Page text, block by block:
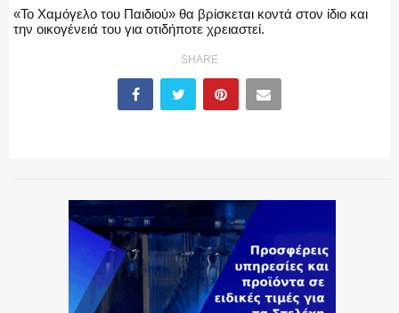
ΕΝΟΠΛΕΣ ΔΥΝΑΜΕΙΣ
«To Χαμόγελο του Παιδιού» θα βρίσκεται κοντά στον ίδιο και
την οικογένειά του για οτιδήποτε χρειαστεί.
SHARE